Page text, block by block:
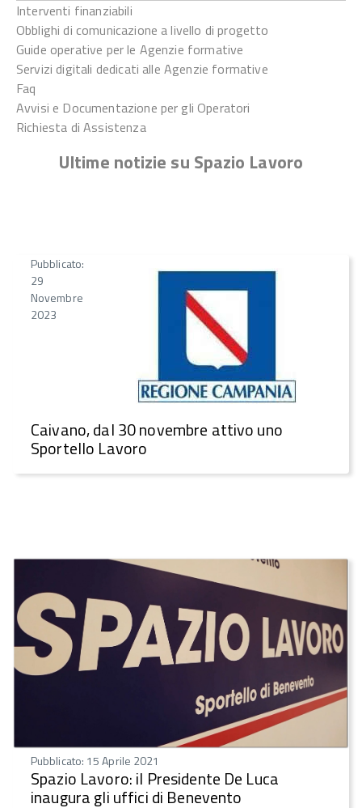
Interventi finanziabili
Obblighi di comunicazione a livello di progetto
Guide operative per le Agenzie formative
Servizi digitali dedicati alle Agenzie formative
Faq
Avvisi e Documentazione per gli Operatori
Richiesta di Assistenza
Ultime notizie su Spazio Lavoro
Pubblicato:
29
Novembre
2023
Caivano, dal 30 novembre attivo uno
Sportello Lavoro
Pubblicato: 15 Aprile 2021
Spazio Lavoro: il Presidente De Luca
inaugura gli uffici di Benevento